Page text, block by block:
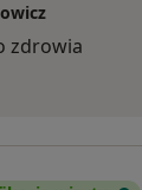
zdrowia